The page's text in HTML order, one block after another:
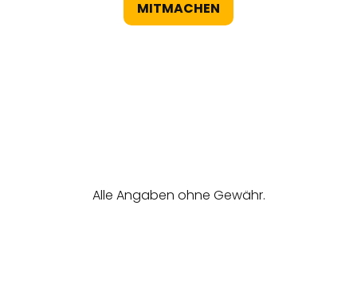
MITMACHEN